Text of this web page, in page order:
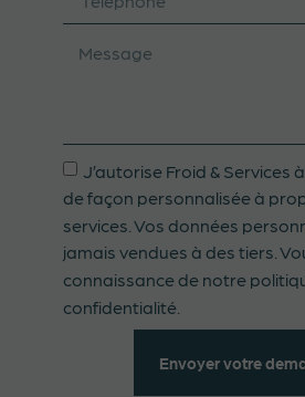
J’autorise Froid & Services
de façon personnalisée à
services. Vos données
jamais vendues à des tiers.
connaissance de notre
confidentialité.
Envoyer votre